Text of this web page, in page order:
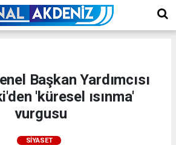
Başkan Yardımcısı
'küresel ısınma'
vurgusu
SİYASET